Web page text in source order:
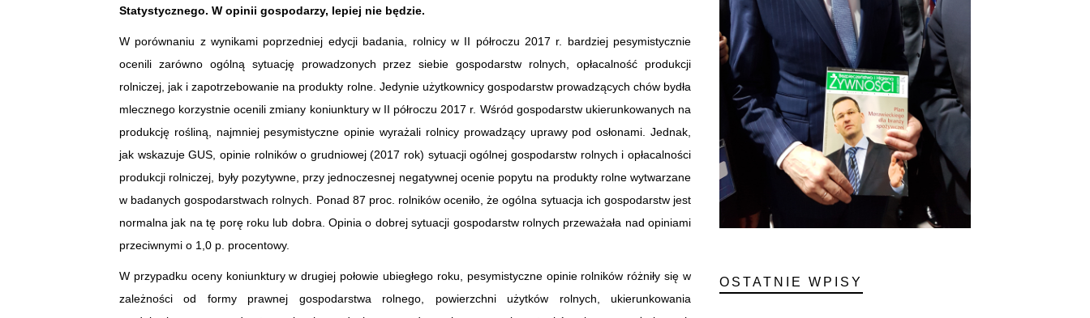
Statystycznego. W opinii gospodarzy, lepiej nie będzie.
W porównaniu z wynikami poprzedniej edycji badania, rolnicy w II półroczu 2017 r. bardziej pesymistycznie
ocenili zarówno ogólną sytuację prowadzonych przez siebie gospodarstw rolnych, opłacalność produkcji
rolniczej, jak i zapotrzebowanie na produkty rolne. Jedynie użytkownicy gospodarstw prowadzących chów bydła
mlecznego korzystnie ocenili zmiany koniunktury w II półroczu 2017 r. Wśród gospodarstw ukierunkowanych na
produkcję rośliną, najmniej pesymistyczne opinie wyrażali rolnicy prowadzący uprawy pod osłonami. Jednak,
jak wskazuje GUS, opinie rolników o grudniowej (2017 rok) sytuacji ogólnej gospodarstw rolnych i opłacalności
produkcji rolniczej, były pozytywne, przy jednoczesnej negatywnej ocenie popytu na produkty rolne wytwarzane
w badanych gospodarstwach rolnych. Ponad 87 proc. rolników oceniło, że ogólna sytuacja ich gospodarstw jest
normalna jak na tę porę roku lub dobra. Opinia o dobrej sytuacji gospodarstw rolnych przeważała nad opiniami
przeciwnymi o 1,0 p. procentowy.
W przypadku oceny koniunktury w drugiej połowie ubiegłego roku, pesymistyczne opinie rolników różniły się w
zależności od formy prawnej gospodarstwa rolnego, powierzchni użytków rolnych, ukierunkowania
OSTATNIE WPISY